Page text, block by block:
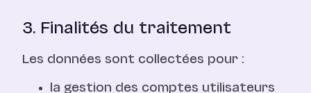
3. Finalités du traitement
Les données sont collectées pour :
la gestion des comptes utilisateurs